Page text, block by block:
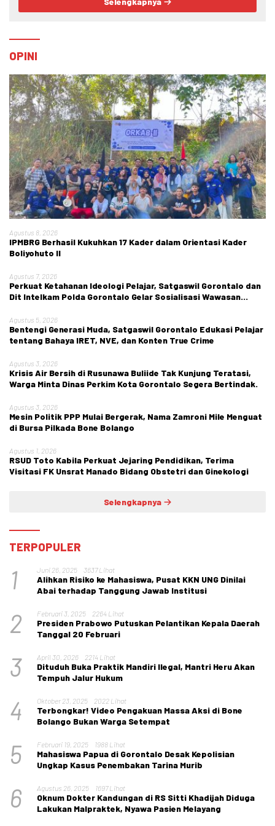
OPINI
Agustus 8, 2026
IPMBRG Berhasil Kukuhkan 17 Kader dalam Orientasi Kader
Boliyohuto II
Agustus 7, 2026
Perkuat Ketahanan Ideologi Pelajar, Satgaswil Gorontalo dan
Dit Intelkam Polda Gorontalo Gelar Sosialisasi Wawasan
Agustus 5, 2026
Bentengi Generasi Muda, Satgaswil Gorontalo Edukasi Pelajar
tentang Bahaya IRET, NVE, dan Konten True Crime
Agustus 3, 2026
Krisis Air Bersih di Rusunawa Buliide Tak Kunjung Teratasi,
Warga Minta Dinas Perkim Kota Gorontalo Segera Bertindak.
Agustus 3, 2026
Mesin Politik PPP Mulai Bergerak, Nama Zamroni Mile Menguat
di Bursa Pilkada Bone Bolango
Agustus 1, 2026
RSUD Toto Kabila Perkuat Jejaring Pendidikan, Terima
Visitasi FK Unsrat Manado Bidang Obstetri dan Ginekologi
Selengkapnya
TERPOPULER
1 Juni 26, 2025 3637 Lihat
Alihkan Risiko ke Mahasiswa, Pusat KKN UNG Dinilai
Abai terhadap Tanggung Jawab Institusi
2 Februari 3, 2025 2264 Lihat
Presiden Prabowo Putuskan Pelantikan Kepala Daerah
Tanggal 20 Februari
3 April 30, 2026 2214 Lihat
Dituduh Buka Praktik Mandiri Ilegal, Mantri Heru Akan
Tempuh Jalur Hukum
4 Oktober 23, 2025 2022 Lihat
Terbongkar! Video Pengakuan Massa Aksi di Bone
Bolango Bukan Warga Setempat
5 Februari 19, 2025 1988 Lihat
Mahasiswa Papua di Gorontalo Desak Kepolisian
Ungkap Kasus Penembakan Tarina Murib
6 Agustus 26, 2025 1697 Lihat
Oknum Dokter Kandungan di RS Sitti Khadijah Diduga
Lakukan Malpraktek, Nyawa Pasien Melayang